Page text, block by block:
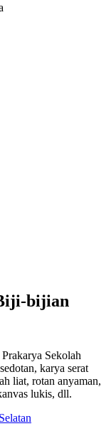
bijian
Sekolah
karya serat
liat, rotan anyaman,
lukis, dll.